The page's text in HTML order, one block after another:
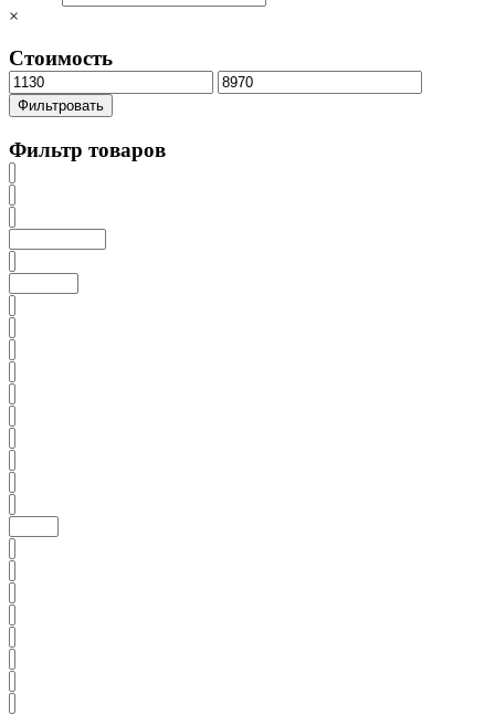
×
Стоимость
Минимальная
цена
Максимальная
цена
Фильтровать
Фильтр товаров